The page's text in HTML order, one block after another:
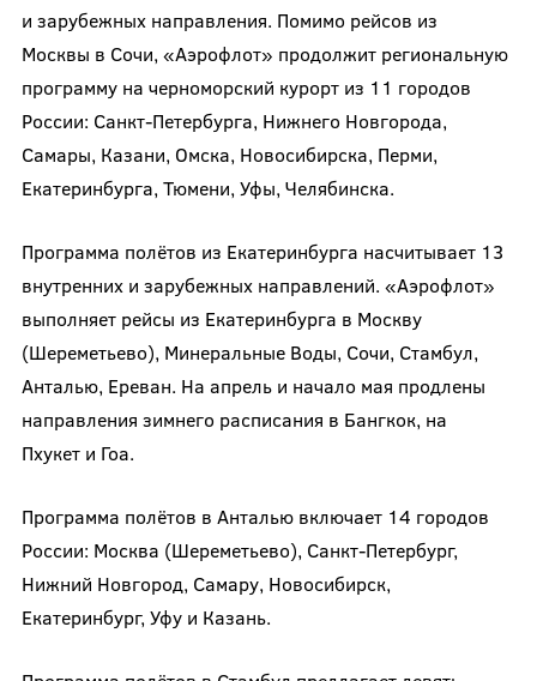
и зарубежных направления. Помимо рейсов из
Москвы в Сочи, «Аэрофлот» продолжит региональную
программу на черноморский курорт из 11 городов
России: Санкт-Петербурга, Нижнего Новгорода,
Самары, Казани, Омска, Новосибирска, Перми,
Екатеринбурга, Тюмени, Уфы, Челябинска.
Программа полётов из Екатеринбурга насчитывает 13
внутренних и зарубежных направлений. «Аэрофлот»
выполняет рейсы из Екатеринбурга в Москву
(Шереметьево), Минеральные Воды, Сочи, Стамбул,
Анталью, Ереван. На апрель и начало мая продлены
направления зимнего расписания в Бангкок, на
Пхукет и Гоа.
Программа полётов в Анталью включает 14 городов
России: Москва (Шереметьево), Санкт-Петербург,
Нижний Новгород, Самару, Новосибирск,
Екатеринбург, Уфу и Казань.